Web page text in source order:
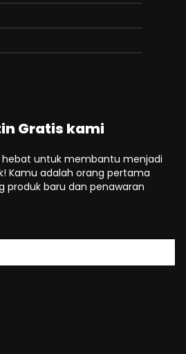
Gratis kami
untuk membantu menjadi
Kamu adalah orang pertama
produk baru dan penawaran